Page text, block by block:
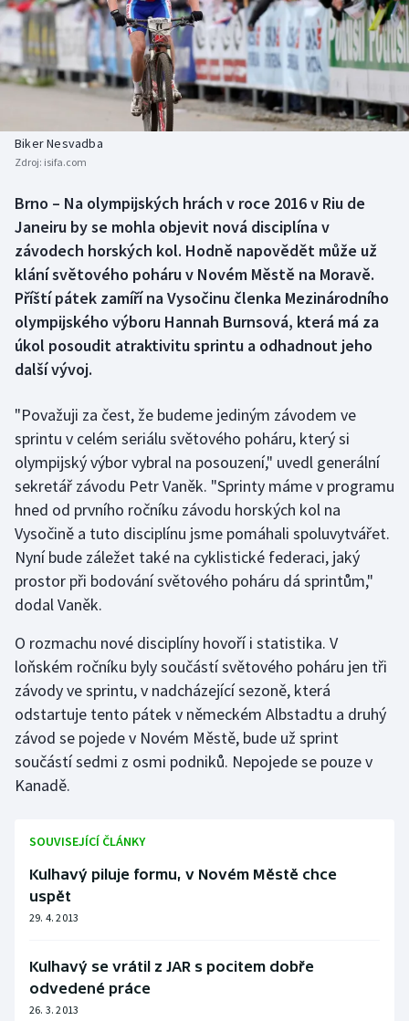
Biatlon
Boby a skeleton
Box
Curling
Florbal
Futsal
Golf
Gymnastika
Jezdectví
Judo
Krasobruslení
Lezení
Moderní pětiboj
Motorsport
Olympijské hry
Parasport
Plavání
Plážový volejbal
Ragby
Rychlobruslení
Rychlostní kanoistika
Aplikace ČT sport
AZ kvíz
Biker Nesvadba
Zdroj: isifa.com
Brno – Na olympijských hrách v roce 2016 v Riu de
Janeiru by se mohla objevit nová disciplína v
závodech horských kol. Hodně napovědět může už
klání světového poháru v Novém Městě na Moravě.
Příští pátek zamíří na Vysočinu členka Mezinárodního
olympijského výboru Hannah Burnsová, která má za
úkol posoudit atraktivitu sprintu a odhadnout jeho
další vývoj.
"Považuji za čest, že budeme jediným závodem ve
sprintu v celém seriálu světového poháru, který si
olympijský výbor vybral na posouzení," uvedl generální
sekretář závodu Petr Vaněk. "Sprinty máme v programu
hned od prvního ročníku závodu horských kol na
Vysočině a tuto disciplínu jsme pomáhali spoluvytvářet.
Nyní bude záležet také na cyklistické federaci, jaký
prostor při bodování světového poháru dá sprintům,"
dodal Vaněk.
O rozmachu nové disciplíny hovoří i statistika. V
loňském ročníku byly součástí světového poháru jen tři
závody ve sprintu, v nadcházející sezoně, která
odstartuje tento pátek v německém Albstadtu a druhý
závod se pojede v Novém Městě, bude už sprint
součástí sedmi z osmi podniků. Nepojede se pouze v
Kanadě.
SOUVISEJÍCÍ ČLÁNKY
Kulhavý piluje formu, v Novém Městě chce
uspět
29. 4. 2013
Kulhavý se vrátil z JAR s pocitem dobře
odvedené práce
26. 3. 2013